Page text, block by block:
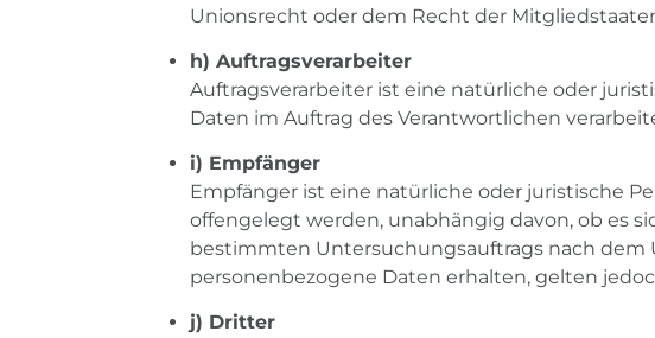
Unionsrecht oder dem Recht der
h) Auftragsverarbeiter
Auftragsverarbeiter ist eine natürliche oder
Daten im Auftrag des Verantwortlichen
i) Empfänger
Empfänger ist eine natürliche oder juristische
offengelegt werden, unabhängig davon, ob es
bestimmten Untersuchungsauftrags nach
personenbezogene Daten erhalten, gelten
j) Dritter